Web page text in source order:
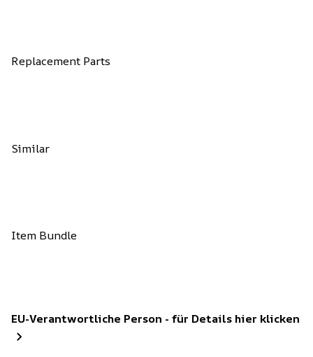
Replacement Parts
Similar
Item Bundle
EU-Verantwortliche Person - für Details hier klicken